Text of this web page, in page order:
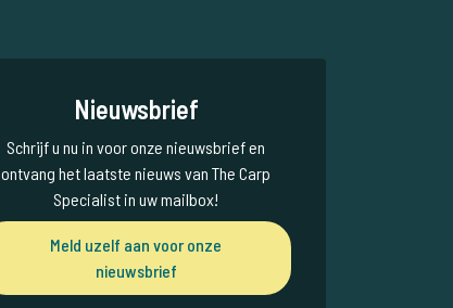
Nieuwsbrief
Schrijf u nu in voor onze nieuwsbrief en
ontvang het laatste nieuws van The Carp
Specialist in uw mailbox!
Meld uzelf aan voor onze
nieuwsbrief